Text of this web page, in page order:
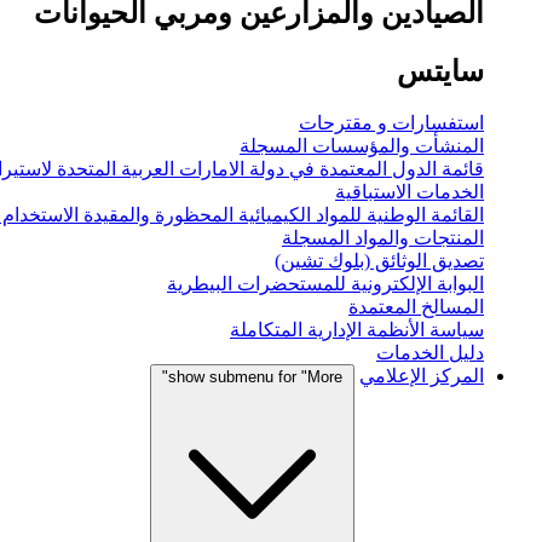
الصيادين والمزارعين ومربي الحيوانات
سايتس
استفسارات و مقترحات
المنشأت والمؤسسات المسجلة
قائمة الدول المعتمدة في دولة الامارات العربية المتحدة
الخدمات الاستباقية
القائمة الوطنية للمواد الكيميائية المحظورة والمقيدة
المنتجات والمواد المسجلة
تصديق الوثائق (بلوك تشين)
البوابة الإلكترونية للمستحضرات البيطرية
المسالخ المعتمدة
سياسة الأنظمة الإدارية المتكاملة
دليل الخدمات
المركز الإعلامي
show submenu for "More"